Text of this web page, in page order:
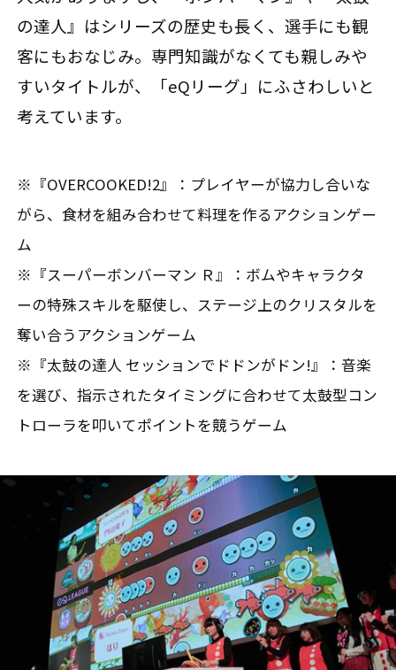
の達人』はシリーズの歴史も長く、選手にも観
客にもおなじみ。専門知識がなくても親しみや
すいタイトルが、「eQリーグ」にふさわしいと
考えています。
※『OVERCOOKED!2』：プレイヤーが協力し合いな
がら、食材を組み合わせて料理を作るアクションゲー
ム
※『スーパーボンバーマン Ｒ』：ボムやキャラクタ
ーの特殊スキルを駆使し、ステージ上のクリスタルを
奪い合うアクションゲーム
※『太鼓の達人 セッションでドドンがドン!』：音楽
を選び、指示されたタイミングに合わせて太鼓型コン
トローラを叩いてポイントを競うゲーム